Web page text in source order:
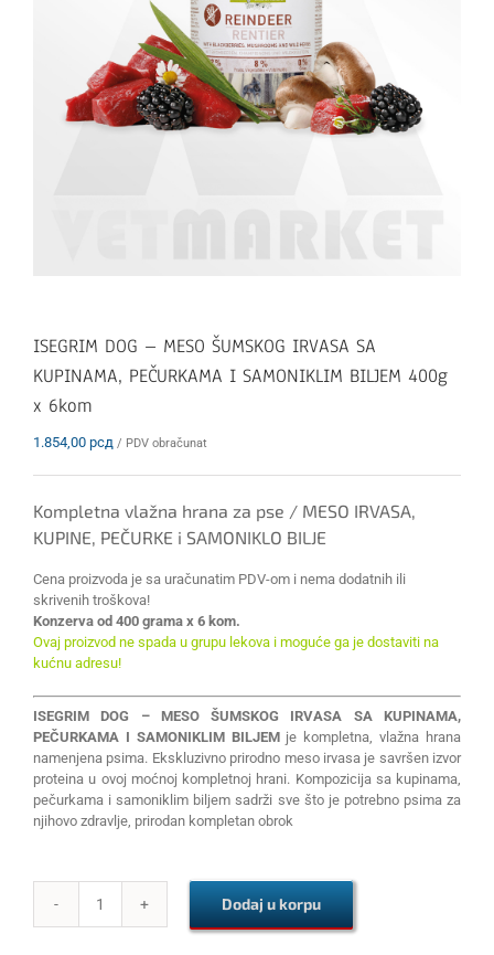
ISEGRIM DOG – MESO ŠUMSKOG IRVASA SA
KUPINAMA, PEČURKAMA I SAMONIKLIM BILJEM 400g
x 6kom
1.854,00 рсд / PDV obračunat
Kompletna vlažna hrana za pse / MESO IRVASA,
KUPINE, PEČURKE i SAMONIKLO BILJE
Cena proizvoda je sa uračunatim PDV-om i nema dodatnih ili
skrivenih troškova!
Konzerva od 400 grama x 6 kom.
Ovaj proizvod ne spada u grupu lekova i moguće ga je dostaviti na
kućnu adresu!
ISEGRIM DOG – MESO ŠUMSKOG IRVASA SA KUPINAMA,
PEČURKAMA I SAMONIKLIM BILJEMje kompletna, vlažna hrana
namenjena psima. Ekskluzivno prirodno meso irvasa je savršen izvor
proteina u ovoj moćnoj kompletnoj hrani. Kompozicija sa kupinama,
pečurkama i samoniklim biljem sadrži sve što je potrebno psima za
njihovo zdravlje, prirodan kompletan obrok
ISEGRIM
Dodaj u korpu